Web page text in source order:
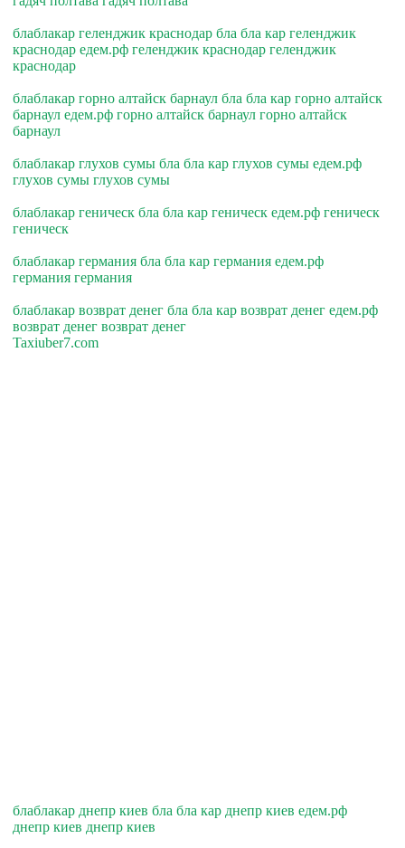
блаблакар геленджик краснодар бла бла кар геленджик
краснодар едем.рф геленджик краснодар геленджик
краснодар
блаблакар горно алтайск барнаул бла бла кар горно алтайск
барнаул едем.рф горно алтайск барнаул горно алтайск
барнаул
блаблакар глухов сумы бла бла кар глухов сумы едем.рф
глухов сумы глухов сумы
блаблакар геническ бла бла кар геническ едем.рф геническ
геническ
блаблакар германия бла бла кар германия едем.рф
германия германия
блаблакар возврат денег бла бла кар возврат денег едем.рф
возврат денег возврат денег
Taxiuber7.com
блаблакар днепр киев бла бла кар днепр киев едем.рф
днепр киев днепр киев